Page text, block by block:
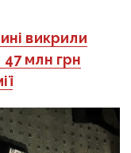
викрили
47 млн грн